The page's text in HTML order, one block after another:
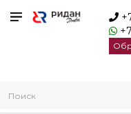
Регуляторы